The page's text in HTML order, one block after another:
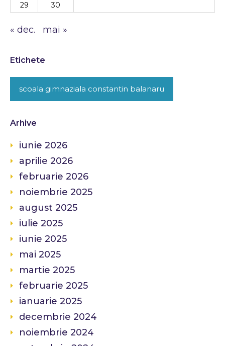
29
30
« dec. mai »
Etichete
scoala gimnaziala constantin balanaru
Arhive
iunie 2026
aprilie 2026
februarie 2026
noiembrie 2025
august 2025
iulie 2025
iunie 2025
mai 2025
martie 2025
februarie 2025
ianuarie 2025
decembrie 2024
noiembrie 2024